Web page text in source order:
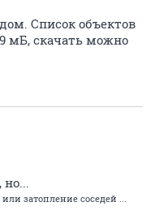
Список объектов
мБ, скачать можно
затопление соседей ...